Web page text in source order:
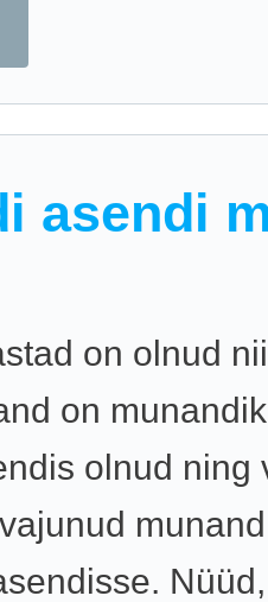
asendi
on olnud
on
olnud ning